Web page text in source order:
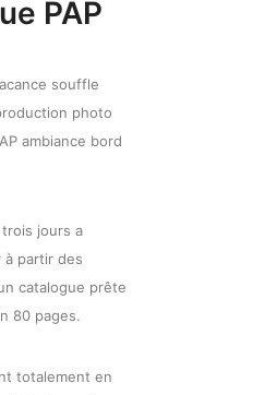
PAP
souffle
photo
ambiance bord
jours a
à partir des
catalogue prête
80 pages.
totalement en